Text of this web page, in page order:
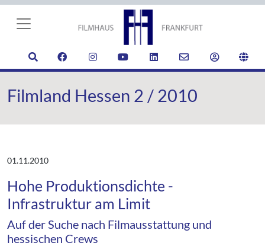
Filmland Hessen 2 / 2010
01.11.2010
Hohe Produktionsdichte -
Infrastruktur am Limit
Auf der Suche nach Filmausstattung und
hessischen Crews